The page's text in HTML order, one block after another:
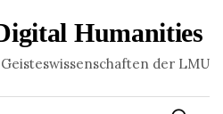
Humanities
der LMU
Suchen